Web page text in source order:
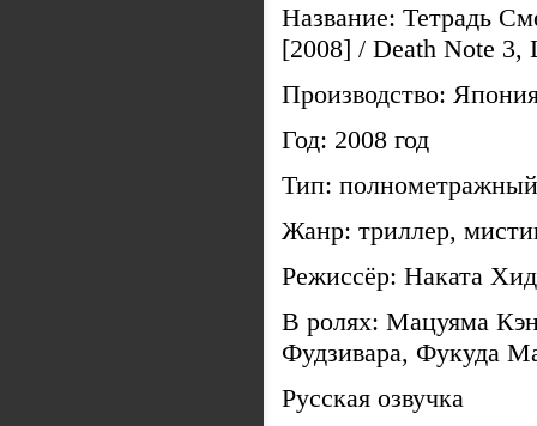
Название: Тетрадь
[2008] / Death Note 3,
Производство:
Год: 2008 год
Тип:
Жанр: триллер,
Режиссёр: Наката
В ролях: Мацуяма
Фудзивара, Фукуда
Русская озвучка